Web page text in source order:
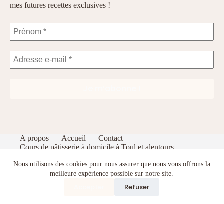
Nous utilisons des cookies pour nous assurer que nous vous offrons la
meilleure expérience possible sur notre site.
Refuser
mes futures recettes exclusives !
A propos Accueil
Contact
Cours de pâtisserie à domicile à Toul et alentours–
Index
Politique de confidentialité
Portfolio
Recevez gratuitement mon eBook de pâtisserie : 5